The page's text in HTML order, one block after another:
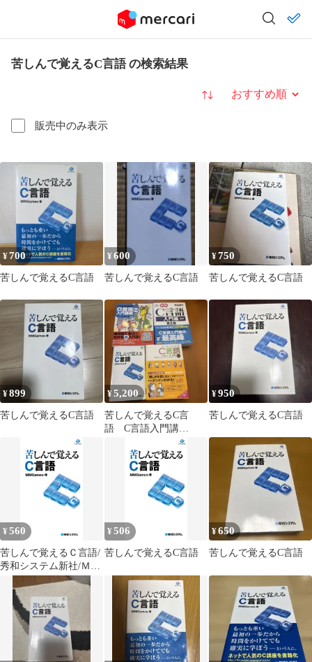
苦しんで覚えるC言語 の検索結果
販売中のみ表示
並び替え
¥700
苦しんで覚えるC言語
¥600
苦しんで覚えるC言語
¥750
苦しんで覚えるC言語
¥899
苦しんで覚えるC言語
¥5,200
苦しんで覚えるC言
語 C言語入門講
座 C講座入門第２
¥950
苦しんで覚えるC言語
¥560
苦しんで覚えるＣ言語/
秀和システム新社/ＭＭ
Ｇａｍｅｓ（単行本）
¥506
苦しんで覚えるC言語
¥650
苦しんで覚えるC言語